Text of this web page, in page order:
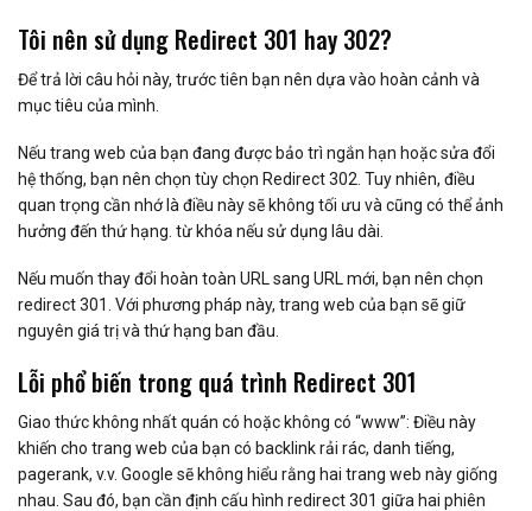
Tôi nên sử dụng Redirect 301 hay 302?
Để trả lời câu hỏi này, trước tiên bạn nên dựa vào hoàn cảnh và
mục tiêu của mình.
Nếu trang web của bạn đang được bảo trì ngắn hạn hoặc sửa đổi
hệ thống, bạn nên chọn tùy chọn Redirect 302. Tuy nhiên, điều
quan trọng cần nhớ là điều này sẽ không tối ưu và cũng có thể ảnh
hưởng đến thứ hạng. từ khóa nếu sử dụng lâu dài.
Nếu muốn thay đổi hoàn toàn URL sang URL mới, bạn nên chọn
redirect 301. Với phương pháp này, trang web của bạn sẽ giữ
nguyên giá trị và thứ hạng ban đầu.
Lỗi phổ biến trong quá trình Redirect 301
Giao thức không nhất quán có hoặc không có “www”: Điều này
khiến cho trang web của bạn có backlink rải rác, danh tiếng,
pagerank, v.v. Google sẽ không hiểu rằng hai trang web này giống
nhau. Sau đó, bạn cần định cấu hình redirect 301 giữa hai phiên